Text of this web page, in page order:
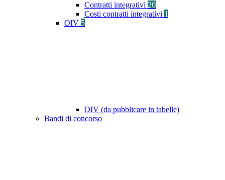
Contratti integrativi 20
Costi contratti integrativi 1
OIV 5
OIV (da pubblicare in tabelle)
Bandi di concorso